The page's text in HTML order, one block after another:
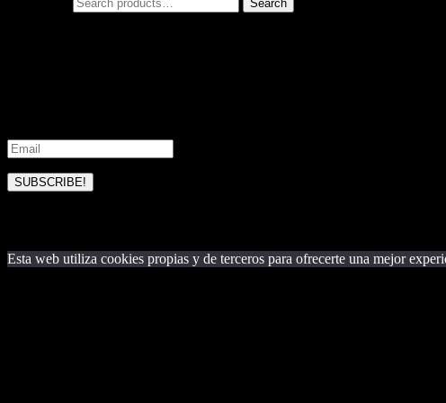
Search
SUBSCRIBE!
Esta web utiliza cookies propias y de terceros para ofrecerte una mejor